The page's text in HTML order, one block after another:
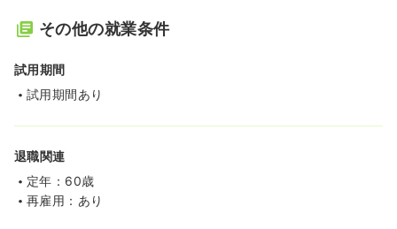
その他の就業条件
試用期間
試用期間あり
退職関連
定年：60歳
再雇用：あり